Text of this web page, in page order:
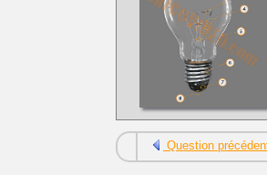
Question